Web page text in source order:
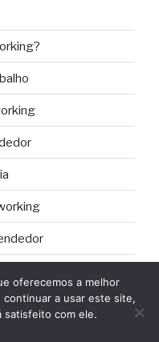
WordPress
oferecemos a melhor
a usar este site,
satisfeito com ele.